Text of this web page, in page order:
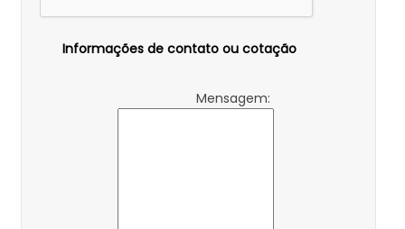
Informações de contato ou cotação
Mensagem: